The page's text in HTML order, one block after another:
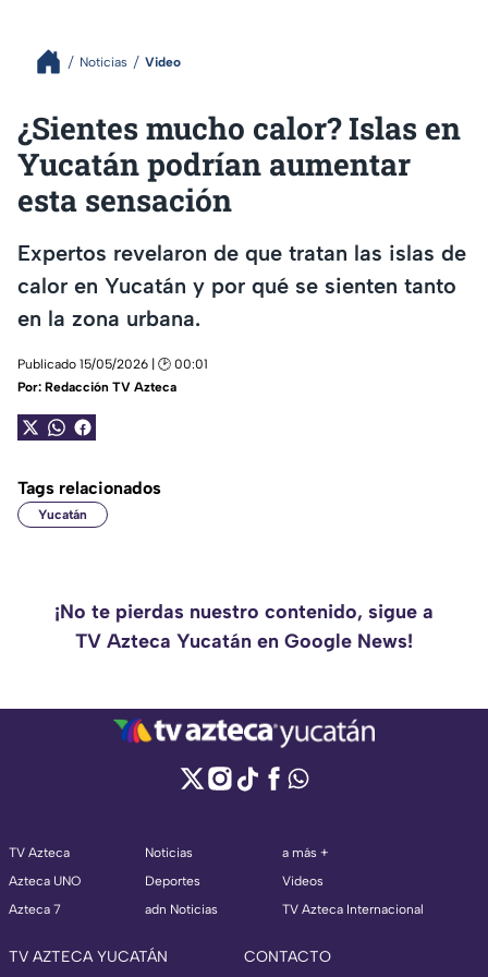
Noticias Video
¿Sientes mucho calor? Islas en
Yucatán podrían aumentar
esta sensación
Expertos revelaron de que tratan las islas de
calor en Yucatán y por qué se sienten tanto
en la zona urbana.
Publicado 15/05/2026 | 🕑 00:01
Por: Redacción TV Azteca
Tags relacionados
Yucatán
¡No te pierdas nuestro contenido, sigue a
TV Azteca Yucatán en Google News!
TV Azteca
Azteca UNO
Azteca 7
Noticias
Deportes
adn Noticias
a más +
Videos
TV Azteca Internacional
TV AZTECA YUCATÁN CONTACTO